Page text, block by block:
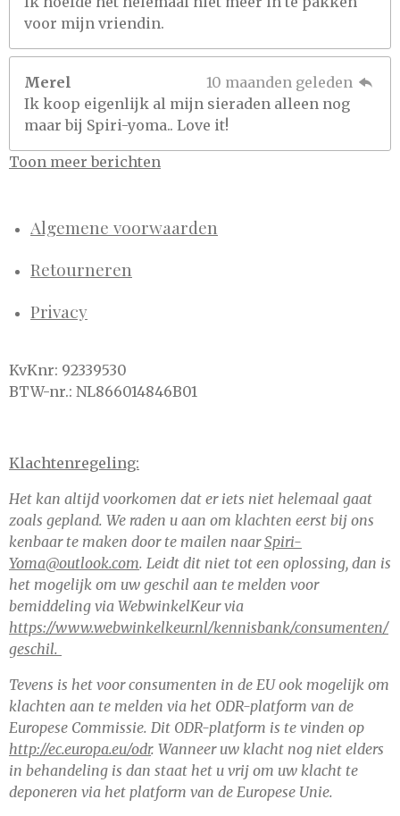
voor mijn vriendin.
Merel
10 maanden geleden
Ik koop eigenlijk al mijn sieraden alleen nog
maar bij Spiri-yoma.. Love it!
Toon meer berichten
Algemene voorwaarden
Retourneren
Privacy
KvKnr: 92339530
BTW-nr.: NL866014846B01
Klachtenregeling:
Het kan altijd voorkomen dat er iets niet helemaal gaat
zoals gepland. We raden u aan om klachten eerst bij ons
kenbaar te maken door te mailen naarSpiri-
Yoma@outlook.com. Leidt dit niet tot een oplossing, dan is
het mogelijk om uw geschil aan te melden voor
bemiddeling via WebwinkelKeur via
https://www.webwinkelkeur.nl/kennisbank/consumenten/
geschil.
Tevens is het voor consumenten in de EU ook mogelijk om
klachten aan te melden via het ODR-platform van de
Europese Commissie. Dit ODR-platform is te vinden op
http://ec.europa.eu/odr. Wanneer uw klacht nog niet elders
in behandeling is dan staat het u vrij om uw klacht te
deponeren via het platform van de Europese Unie.